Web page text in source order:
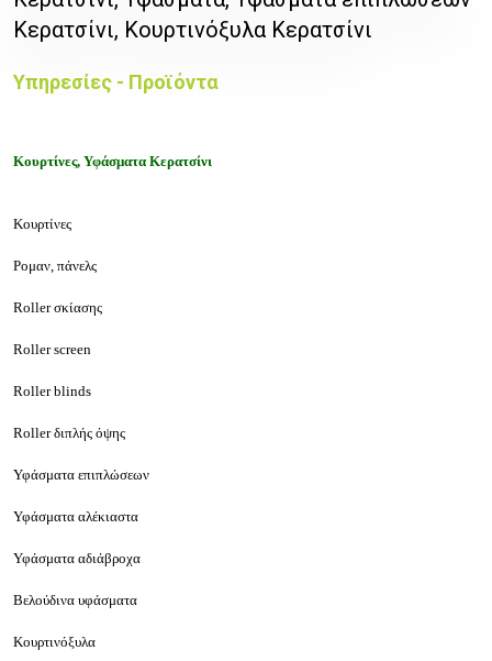
Κερατσίνι, Κουρτινόξυλα Κερατσίνι
Υπηρεσίες - Προϊόντα
Κουρτίνες, Υφάσματα Κερατσίνι
Κουρτίνες
Ρομαν, πάνελς
Roller σκίασης
Roller screen
Roller blinds
Roller διπλής όψης
Υφάσματα επιπλώσεων
Υφάσματα αλέκιαστα
Υφάσματα αδιάβροχα
Βελούδινα υφάσματα
Κουρτινόξυλα